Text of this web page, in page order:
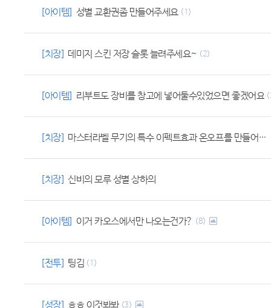
[아이템] 성별 교환권좀 만들어주세요 (1)
[치장] 데미지 스킨 저장 슬롯 늘려주세요~ (2)
[아이템] 리부트도 장비를 창고에 넣어둘수있었으면 좋겠어요
[치장] 마스터라벨 무기의 특수 이펙트효과 온오프를 만들어주세요
[치장] 신비의 모루 성별 상하의
[아이템] 이거 카오스에서만 나오는건가? (8)
[전투] 팅김 (1)
[성장] ㅎㅎ 이것봐봐 (3)